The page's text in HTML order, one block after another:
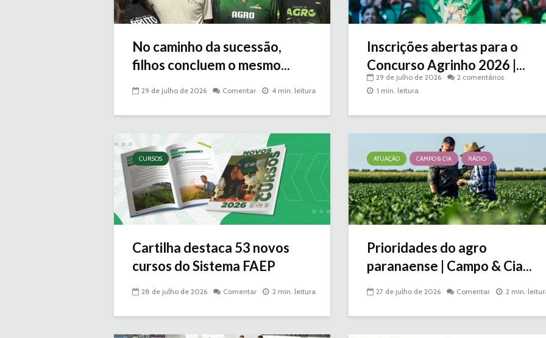
No caminho da sucessão,
filhos concluem o mesmo...
29 de julho de 2026 Comentar 4 min. leitura
Inscrições abertas para o
Concurso Agrinho 2026 |...
29 de julho de 2026
2 comentários
1 min. leitura
CURSOS
Cartilha destaca 53 novos
cursos do Sistema FAEP
28 de julho de 2026 Comentar 2 min. leitura
ATUAÇÃO CAMPO & CIA RÁDIO
Prioridades do agro
paranaense | Campo & Cia...
27 de julho de 2026 Comentar 2 min.